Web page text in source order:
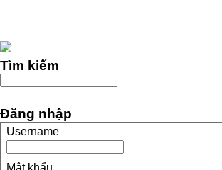
Tìm kiếm
Đăng nhập
Username
Mật khẩu